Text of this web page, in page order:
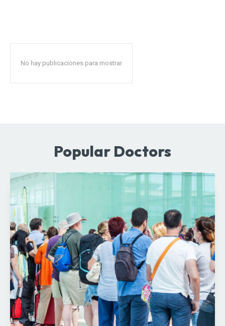
No hay publicaciones para mostrar
Popular Doctors